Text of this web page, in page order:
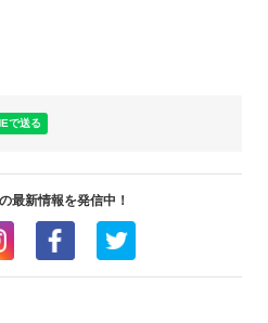
最新情報を発信中！